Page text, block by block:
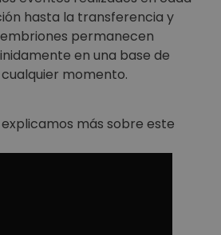
hasta la transferencia y
permanecen
en una base de
momento.
más sobre este